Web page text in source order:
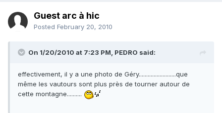
Guest arc à hic
Posted February 20, 2010
On 1/20/2010 at 7:23 PM, PEDRO said:
effectivement, il y a une photo de Géry.........................que
même les vautours sont plus près de tourner autour de
cette montagne..........